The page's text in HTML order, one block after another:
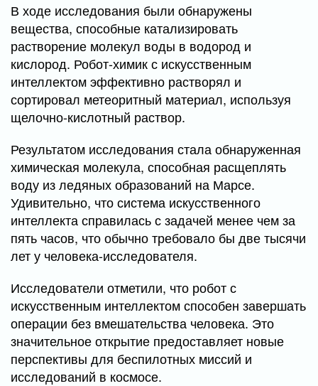
В ходе исследования были обнаружены
вещества, способные катализировать
растворение молекул воды в водород и
кислород. Робот-химик с искусственным
интеллектом эффективно растворял и
сортировал метеоритный материал, используя
щелочно-кислотный раствор.
Результатом исследования стала обнаруженная
химическая молекула, способная расщеплять
воду из ледяных образований на Марсе.
Удивительно, что система искусственного
интеллекта справилась с задачей менее чем за
пять часов, что обычно требовало бы две тысячи
лет у человека-исследователя.
Исследователи отметили, что робот с
искусственным интеллектом способен завершать
операции без вмешательства человека. Это
значительное открытие предоставляет новые
перспективы для беспилотных миссий и
исследований в космосе.